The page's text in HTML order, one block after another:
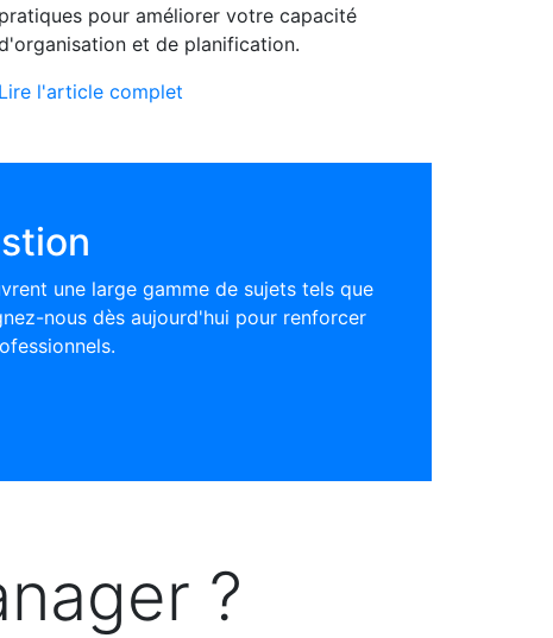
pratiques pour améliorer votre capacité
et de planification.
Lire l'article complet
une large gamme de sujets tels que
nous dès aujourd'hui pour renforcer
?